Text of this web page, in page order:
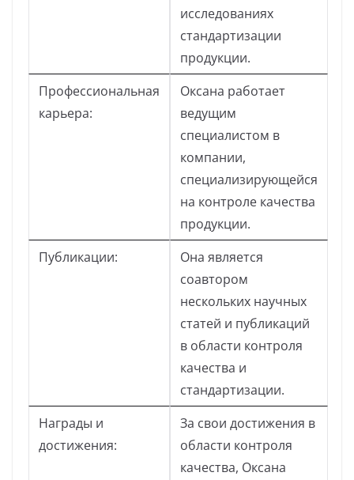
исследованиях
стандартизации
продукции.
Профессиональная
карьера:
Оксана работает
ведущим
специалистом в
компании,
специализирующейся
на контроле качества
продукции.
Публикации:
Она является
соавтором
нескольких научных
статей и публикаций
в области контроля
качества и
стандартизации.
Награды и
достижения:
За свои достижения в
области контроля
качества, Оксана